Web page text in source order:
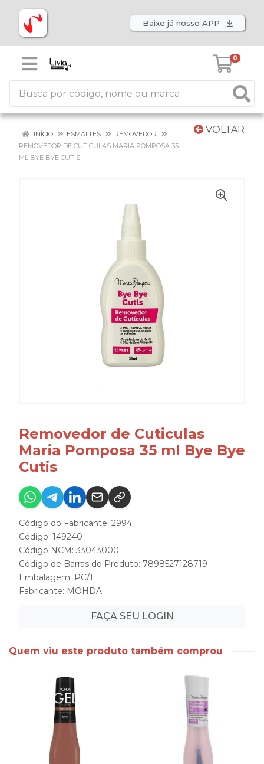
Baixe já nosso APP
0
VOLTAR
INÍCIO ESMALTES
REMOVEDOR
REMOVEDOR DE CUTICULAS MARIA POMPOSA 35
ML BYE BYE CUTIS
Removedor de Cuticulas
Maria Pomposa 35 ml Bye Bye
Cutis
Código do Fabricante: 2994
Código: 149240
Código NCM: 33043000
Código de Barras do Produto: 7898527128719
Embalagem: PC/1
Fabricante: MOHDA
FAÇA SEU LOGIN
Quem viu este produto também comprou